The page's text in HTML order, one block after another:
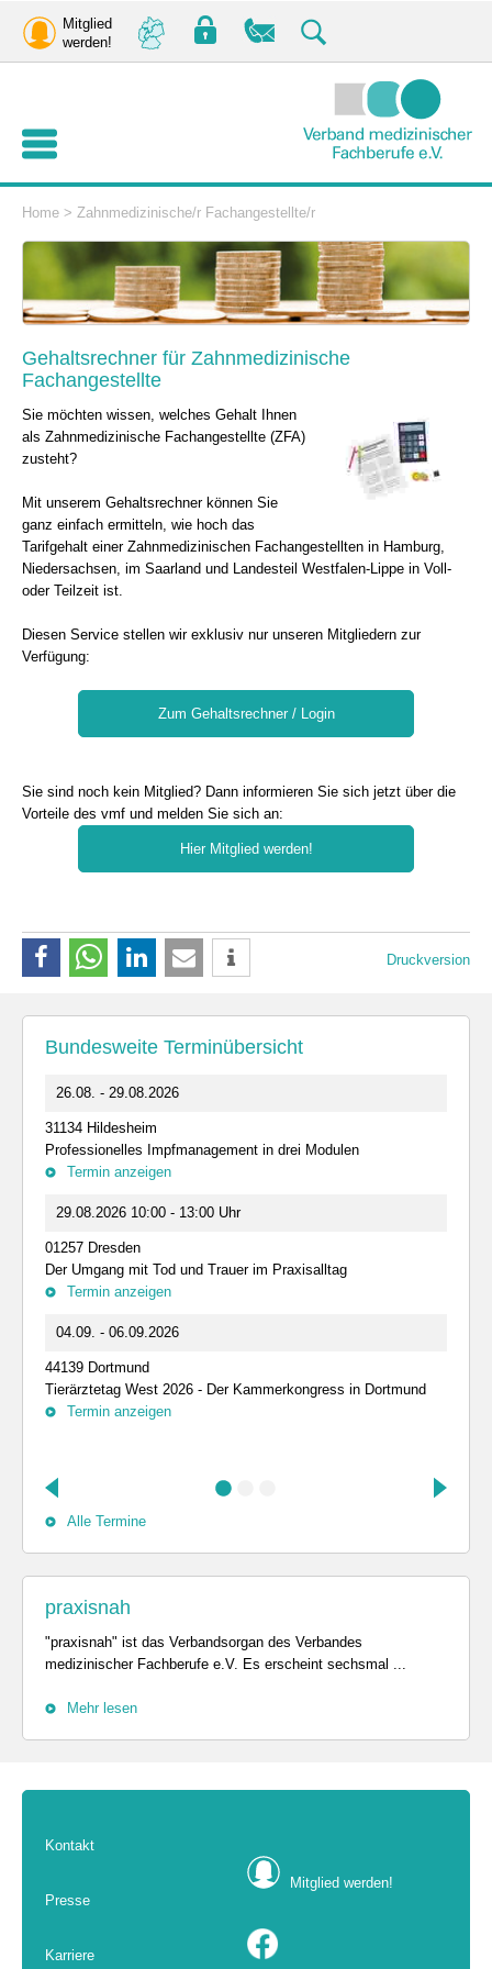
Mitglied
werden!
Home > Zahnmedizinische/r Fachangestellte/r
Gehaltsrechner für Zahnmedizinische
Fachangestellte
Sie möchten wissen, welches Gehalt Ihnen
als Zahnmedizinische Fachangestellte (ZFA)
zusteht?
Mit unserem Gehaltsrechner können Sie
ganz einfach ermitteln, wie hoch das
Tarifgehalt einer Zahnmedizinischen Fachangestellten in Hamburg,
Niedersachsen, im Saarland und Landesteil Westfalen-Lippe in Voll-
oder Teilzeit ist.
Diesen Service stellen wir exklusiv nur unseren Mitgliedern zur
Verfügung:
Zum Gehaltsrechner / Login
Sie sind noch kein Mitglied? Dann informieren Sie sich jetzt über die
Vorteile des vmf und melden Sie sich an:
Hier Mitglied werden!
Druckversion
Bundesweite Terminübersicht
26.08. - 29.08.2026
31134 Hildesheim
Professionelles Impfmanagement in drei Modulen
Termin anzeigen
29.08.2026 10:00 - 13:00 Uhr
01257 Dresden
Der Umgang mit Tod und Trauer im Praxisalltag
Termin anzeigen
04.09. - 06.09.2026
44139 Dortmund
Tierärztetag West 2026 - Der Kammerkongress in Dortmund
Termin anzeigen
Alle Termine
praxisnah
"praxisnah" ist das Verbandsorgan des Verbandes
medizinischer Fachberufe e.V. Es erscheint sechsmal ...
Mehr lesen
Kontakt
Presse
Karriere
Mitglied werden!